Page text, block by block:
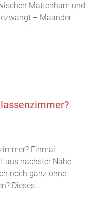
Mattenham und
– Mäander
Einmal
aus nächster Nähe
noch ganz ohne
Dieses...